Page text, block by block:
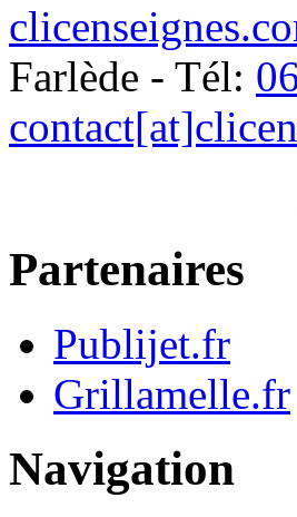
Farlède - Tél:
Partenaires
Publijet.fr
Grillamelle.fr
Navigation